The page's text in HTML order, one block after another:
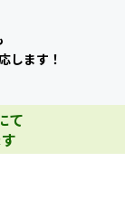
します！
て